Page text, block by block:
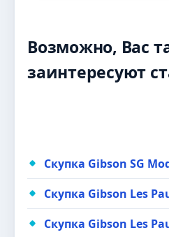
Возможно, Вас
заинтересуют
Скупка Gibson SG
Скупка Gibson Les
Скупка Gibson Les